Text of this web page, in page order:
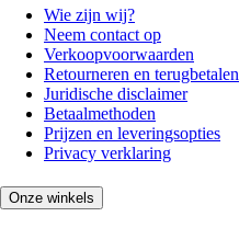
Wie zijn wij?
Neem contact op
Verkoopvoorwaarden
Retourneren en terugbetalen
Juridische disclaimer
Betaalmethoden
Prijzen en leveringsopties
Privacy verklaring
Onze winkels